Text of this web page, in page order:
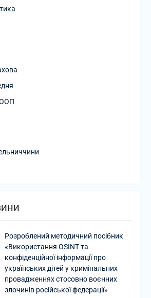
ООП
Розроблений методичний посібник
«Використання OSINT та
конфіденційної інформації про
українських дітей у кримінальних
провадженнях стосовно воєнних
злочинів російської федерації»